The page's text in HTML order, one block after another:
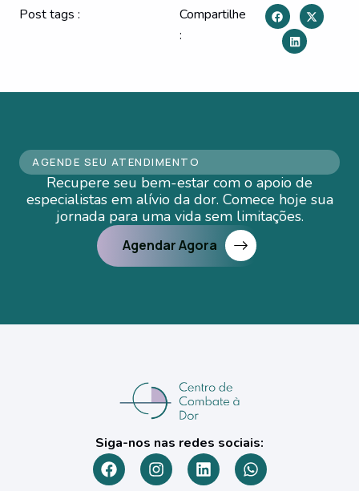
Post tags :
Compartilhe
:
AGENDE SEU ATENDIMENTO
Recupere seu bem-estar com o apoio de
especialistas em alívio da dor. Comece hoje sua
jornada para uma vida sem limitações.
Agendar Agora
Siga-nos nas redes sociais: